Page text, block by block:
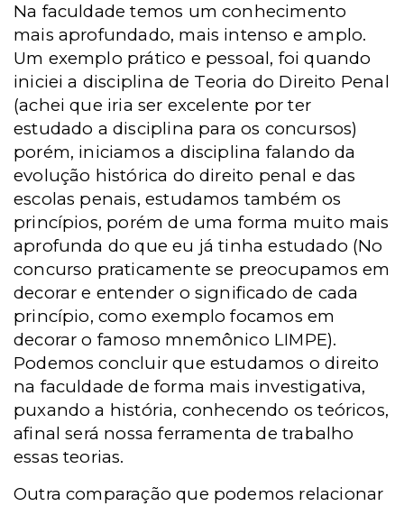
Na faculdade temos um conhecimento
mais aprofundado, mais intenso e amplo.
Um exemplo prático e pessoal, foi quando
iniciei a disciplina de Teoria do Direito Penal
(achei que iria ser excelente por ter
estudado a disciplina para os concursos)
porém, iniciamos a disciplina falando da
evolução histórica do direito penal e das
escolas penais, estudamos também os
princípios, porém de uma forma muito mais
aprofunda do que eu já tinha estudado (No
concurso praticamente se preocupamos em
decorar e entender o significado de cada
princípio, como exemplo focamos em
decorar o famoso mnemônico LIMPE).
Podemos concluir que estudamos o direito
na faculdade de forma mais investigativa,
puxando a história, conhecendo os teóricos,
afinal será nossa ferramenta de trabalho
essas teorias.
Outra comparação que podemos relacionar